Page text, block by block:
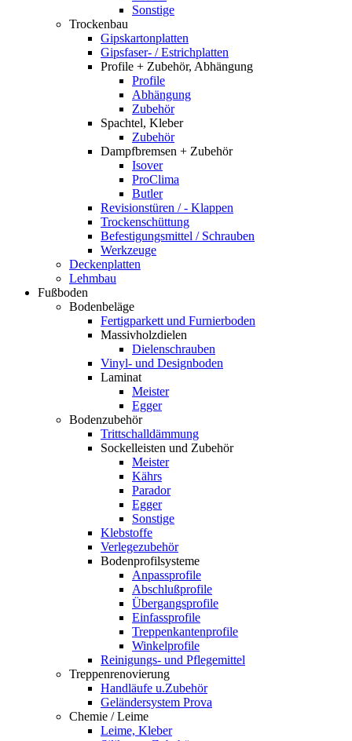
Sonstige
Trockenbau
Gipskartonplatten
Gipsfaser- / Estrichplatten
Profile + Zubehör, Abhängung
Profile
Abhängung
Zubehör
Spachtel, Kleber
Zubehör
Dampfbremsen + Zubehör
Isover
ProClima
Butler
Revisionstüren / - Klappen
Trockenschüttung
Befestigungsmittel / Schrauben
Werkzeuge
Deckenplatten
Lehmbau
Fußboden
Bodenbeläge
Fertigparkett und Furnierboden
Massivholzdielen
Dielenschrauben
Vinyl- und Designboden
Laminat
Meister
Egger
Bodenzubehör
Trittschalldämmung
Sockelleisten und Zubehör
Meister
Kährs
Parador
Egger
Sonstige
Klebstoffe
Verlegezubehör
Bodenprofilsysteme
Anpassprofile
Abschlußprofile
Übergangsprofile
Einfassprofile
Treppenkantenprofile
Winkelprofile
Reinigungs- und Pflegemittel
Treppenrenovierung
Handläufe u.Zubehör
Geländersystem Prova
Chemie / Leime
Leime, Kleber